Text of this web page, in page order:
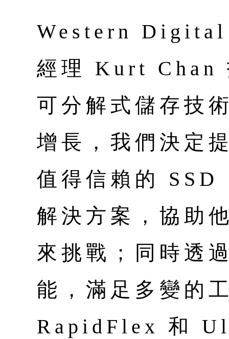
Western Digital
經理 Kurt Chan
可分解式儲存技
增長，我們決定
值得信賴的
解決方案，協助
來挑戰；同時透
能，滿足多變的
RapidFlex 和